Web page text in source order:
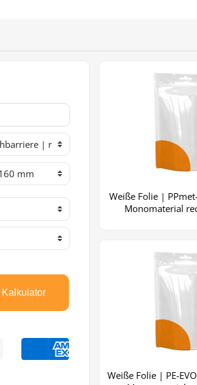
Weiße Folie |
Monomaterial
Weiße Folie | PE-